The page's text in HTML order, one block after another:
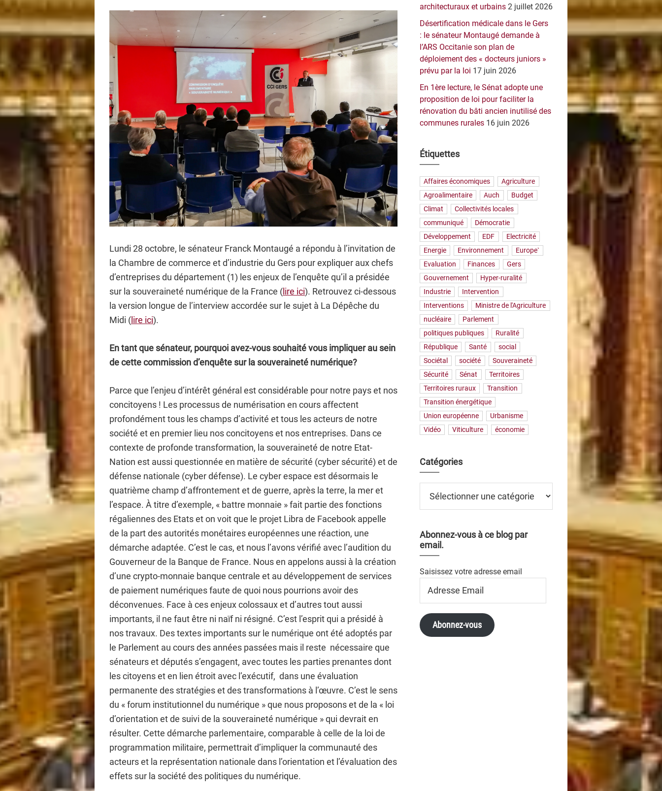
Lundi 28 octobre, le sénateur Franck Montaugé a répondu à l’invitation de
la Chambre de commerce et d’industrie du Gers pour expliquer aux chefs
d’entreprises du département (1) les enjeux de l’enquête qu’il a présidée
sur la souveraineté numérique de la France (lire ici). Retrouvez ci-dessous
la version longue de l’interview accordée sur le sujet à La Dépêche du
Midi (lire ici).
En tant que sénateur, pourquoi avez-vous souhaité vous impliquer au sein
de cette commission d’enquête sur la souveraineté numérique?
Parce que l’enjeu d’intérêt général est considérable pour notre pays et nos
concitoyens ! Les processus de numérisation en cours affectent
profondément tous les champs d’activité et tous les acteurs de notre
société et en premier lieu nos concitoyens et nos entreprises. Dans ce
contexte de profonde transformation, la souveraineté de notre Etat-
Nation est aussi questionnée en matière de sécurité (cyber sécurité) et de
défense nationale (cyber défense). Le cyber espace est désormais le
quatrième champ d’affrontement et de guerre, après la terre, la mer et
l’espace. À titre d’exemple, « battre monnaie » fait partie des fonctions
régaliennes des Etats et on voit que le projet Libra de Facebook appelle
de la part des autorités monétaires européennes une réaction, une
démarche adaptée. C’est le cas, et nous l’avons vérifié avec l’audition du
Gouverneur de la Banque de France. Nous en appelons aussi à la création
d’une crypto-monnaie banque centrale et au développement de services
de paiement numériques faute de quoi nous pourrions avoir des
déconvenues. Face à ces enjeux colossaux et d’autres tout aussi
importants, il ne faut être ni naïf ni résigné. C’est l’esprit qui a présidé à
nos travaux. Des textes importants sur le numérique ont été adoptés par
le Parlement au cours des années passées mais il reste nécessaire que
sénateurs et députés s’engagent, avec toutes les parties prenantes dont
les citoyens et en lien étroit avec l’exécutif, dans une évaluation
permanente des stratégies et des transformations à l’œuvre. C’est le sens
du « forum institutionnel du numérique » que nous proposons et de la « loi
d’orientation et de suivi de la souveraineté numérique » qui devrait en
résulter. Cette démarche parlementaire, comparable à celle de la loi de
programmation militaire, permettrait d’impliquer la communauté des
acteurs et la représentation nationale dans l’orientation et l’évaluation des
effets sur la société des politiques du numérique.
architecturaux et urbains 2 juillet 2026
Désertification médicale dans le Gers
: le sénateur Montaugé demande à
l’ARS Occitanie son plan de
déploiement des « docteurs juniors »
prévu par la loi 17 juin 2026
En 1ère lecture, le Sénat adopte une
proposition de loi pour faciliter la
rénovation du bâti ancien inutilisé des
communes rurales 16 juin 2026
Étiquettes
Affaires économiques
Agriculture
Agroalimentaire
Auch
Budget
Climat
Collectivités locales
communiqué
Démocratie
Développement
EDF
Electricité
Energie
Environnement
Europe`
Evaluation
Finances
Gers
Gouvernement
Hyper-ruralité
Industrie
Intervention
Interventions
Ministre de l'Agriculture
nucléaire
Parlement
politiques publiques
Ruralité
République
Santé
social
Sociétal
société
Souveraineté
Sécurité
Sénat
Territoires
Territoires ruraux
Transition
Transition énergétique
Union européenne
Urbanisme
Vidéo
Viticulture économie
Catégories
Abonnez-vous à ce blog par
email.
Saisissez votre adresse email
Email
Abonnez-vous